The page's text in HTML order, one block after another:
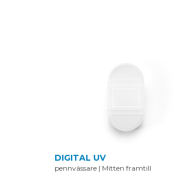
DIGITAL UV
pennvässare | Mitten framtill